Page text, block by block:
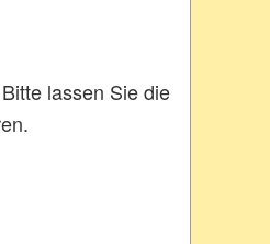
lassen Sie die